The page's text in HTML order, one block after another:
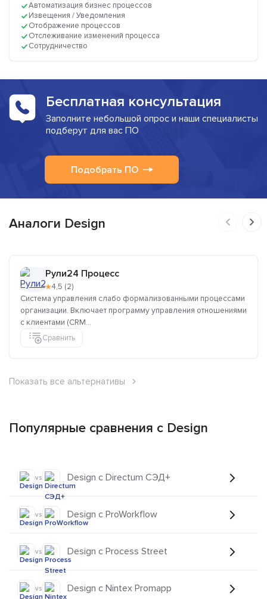
Автоматизация бизнес процессов
Извещения / Уведомления
Отображение процессов
Отслеживание изменений процесса
Сотрудничество
Бесплатная консультация
Заполните небольшой опрос и наши специалисты
подберут для вас ПО
Подобрать ПО
Аналоги Design
Рули24 Процесс
★4,5 (2)
Система управления слабо формализованными процессами
организации. Включает программу управления отношениями
с клиентами (CRM...
Сравнить
Показать все альтернативы
Популярные сравнения с Design
vs Design с Directum СЭД+
vs Design с ProWorkflow
vs Design с Process Street
vs Design с Nintex Promapp